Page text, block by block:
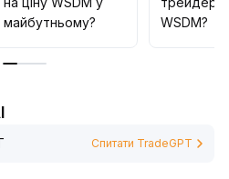
.
й підтримки та змінювати
майбутньому?
WSDM?
Спитати TradeGPT